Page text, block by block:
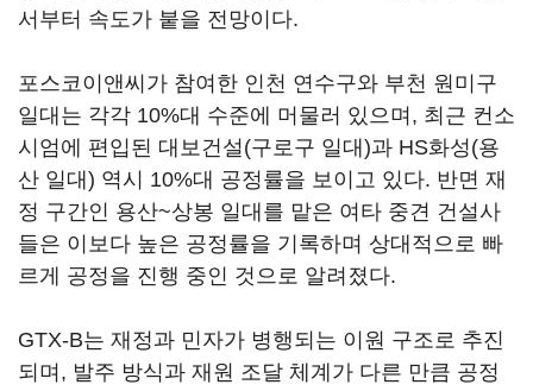
서부터 속도가 붙을 전망이다.
포스코이앤씨가 참여한 인천 연수구와 부천 원미구
일대는 각각 10%대 수준에 머물러 있으며, 최근 컨소
시엄에 편입된 대보건설(구로구 일대)과 HS화성(용
산 일대) 역시 10%대 공정률을 보이고 있다. 반면 재
정 구간인 용산~상봉 일대를 맡은 여타 중견 건설사
들은 이보다 높은 공정률을 기록하며 상대적으로 빠
르게 공정을 진행 중인 것으로 알려졌다.
GTX-B는 재정과 민자가 병행되는 이원 구조로 추진
되며, 발주 방식과 재원 조달 체계가 다른 만큼 공정